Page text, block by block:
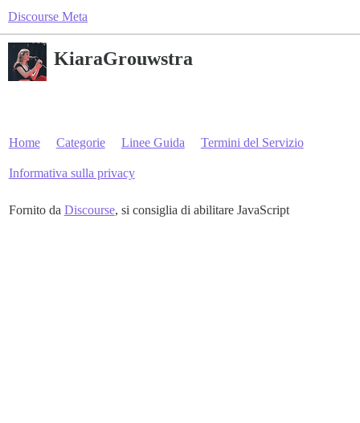
Discourse Meta
KiaraGrouwstra
Home Categorie Linee Guida Termini del Servizio
Informativa sulla privacy
Fornito da Discourse, si consiglia di abilitare JavaScript